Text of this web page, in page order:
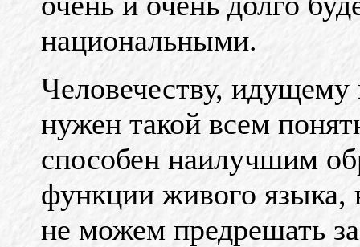
национальными.
Человечеству,
нужен такой всем
способен наилучшим
функции живого языка,
не можем предрешать